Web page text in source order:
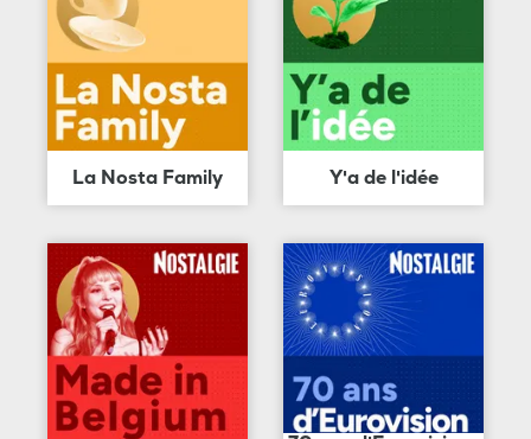
La Nosta Family Y'a de l'idée